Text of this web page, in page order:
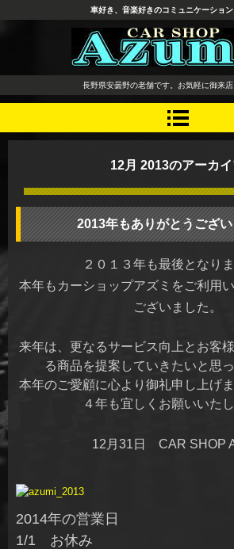
長野県 安曇野市 タ
イール デッドニング
ーディオ レカロシ
車好き、音楽好きのコミュニケーション
長野県安曇野の老舗です。お気軽に御来
12月 2013のアーカ
2013年もありがとうござ
２０１３年も最後となりま
本年もカーショップアズミをご利用
ございました。
来年は、更なるサービス向上とお客
る商品を提案していきたいと思
本年のご愛顧に心より御礼申し上げ
４年も宜しくお願いいたし
12月31日 CAR SHOP
2014年の営業日
1/1 お休み